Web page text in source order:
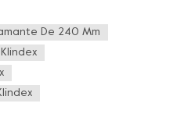
De 240 Mm